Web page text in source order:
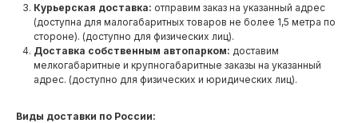
Курьерская доставка: отправим заказ на указанный адрес
(доступна для малогабаритных товаров не более 1,5 метра по
стороне). (доступно для физических лиц).
Доставка собственным автопарком: доставим
мелкогабаритные и крупногабаритные заказы на указанный
адрес. (доступно для физических и юридических лиц).
Виды доставки по России: